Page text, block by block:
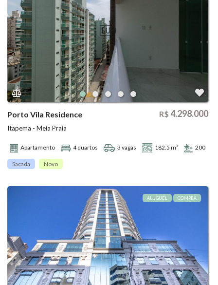
R$ 4.298.000
Porto Vila Residence
Itapema - Meia Praia
Apartamento 4 quartos 3 vagas 182.5 m² 200
Sacada Novo
ALUGUEL COMPRA